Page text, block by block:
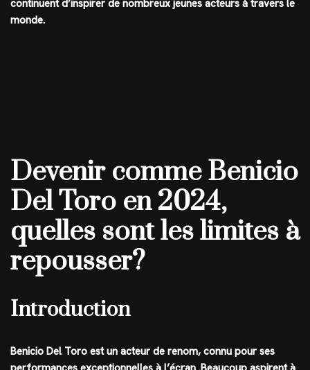
continuent d’inspirer de nombreux jeunes acteurs à travers le
monde.
Devenir comme Benicio
Del Toro en 2024,
quelles sont les limites à
repousser?
Introduction
Benicio Del Toro est un acteur de renom, connu pour ses